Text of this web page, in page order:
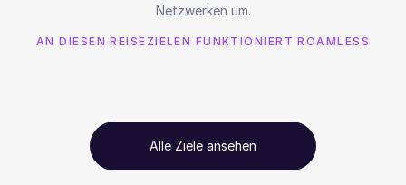
Netzwerken um.
AN DIESEN REISEZIELEN FUNKTIONIERT ROAMLESS
Alle Ziele ansehen